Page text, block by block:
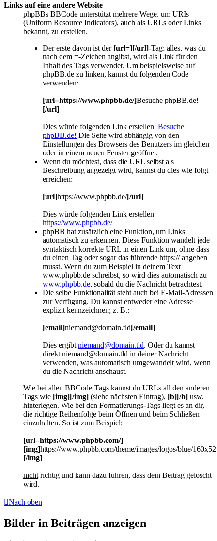
Links auf eine andere Website
phpBBs BBCode unterstützt mehrere Wege, um URIs
(Uniform Resource Indicators), auch als URLs oder Links
bekannt, zu erstellen.
Der erste davon ist der [url=][/url]-Tag; alles, was du
nach dem =-Zeichen angibst, wird als Link für den
Inhalt des Tags verwendet. Um beispielsweise auf
phpBB.de zu linken, kannst du folgenden Code
verwenden:
[url=https://www.phpbb.de/]Besuche phpBB.de!
[/url]
Dies würde folgenden Link erstellen: Besuche
phpBB.de! Die Seite wird abhängig von den
Einstellungen des Browsers des Benutzers im gleichen
oder in einem neuen Fenster geöffnet.
Wenn du möchtest, dass die URL selbst als
Beschreibung angezeigt wird, kannst du dies wie folgt
erreichen:
[url]https://www.phpbb.de/[/url]
Dies würde folgenden Link erstellen:
https://www.phpbb.de/
phpBB hat zusätzlich eine Funktion, um Links
automatisch zu erkennen. Diese Funktion wandelt jede
syntaktisch korrekte URL in einen Link um, ohne dass
du einen Tag oder sogar das führende https:// angeben
musst. Wenn du zum Beispiel in deinem Text
www.phpbb.de schreibst, so wird dies automatisch zu
www.phpbb.de, sobald du die Nachricht betrachtest.
Die selbe Funktionalität steht auch bei E-Mail-Adressen
zur Verfügung. Du kannst entweder eine Adresse
explizit kennzeichnen; z. B.:
[email]niemand@domain.tld[/email]
Dies ergibt niemand@domain.tld. Oder du kannst
direkt niemand@domain.tld in deiner Nachricht
verwenden, was automatisch umgewandelt wird, wenn
du die Nachricht anschaust.
Wie bei allen BBCode-Tags kannst du URLs all den anderen
Tags wie [img][/img] (siehe nächsten Eintrag), [b][/b] usw.
hinterlegen. Wie bei den Formatierungs-Tags liegt es an dir,
die richtige Reihenfolge beim Öffnen und beim Schließen
einzuhalten. So ist zum Beispiel:
[url=https://www.phpbb.com/]
[img]https://www.phpbb.com/theme/images/logos/blue/
[/img]
nicht richtig und kann dazu führen, dass dein Beitrag gelöscht
wird.
Nach oben
Bilder in Beiträgen anzeigen